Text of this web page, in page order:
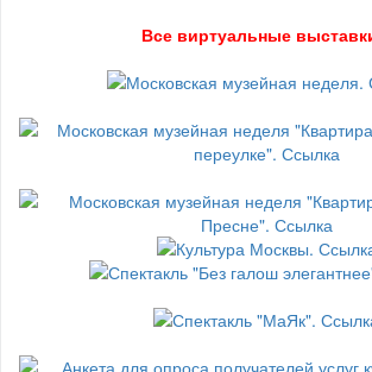
Все виртуальные